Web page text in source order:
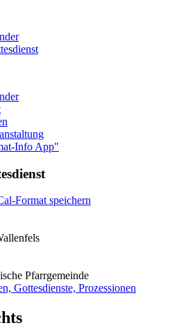
Info App"
Format speichern
Pfarrgemeinde
Gottesdienste, Prozessionen